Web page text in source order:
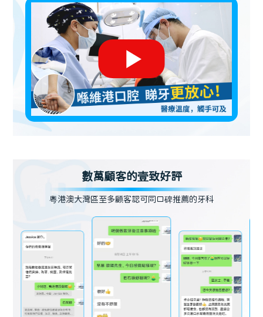
數萬顧客的壹致好評
粵港澳大灣區至多顧客認可同口碑推薦的牙科